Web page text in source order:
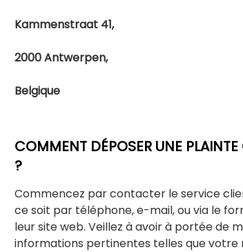
Kammenstraat 41,
2000 Antwerpen,
Belgique
COMMENT DÉPOSER UNE
?
Commencez par contacter le service
ce soit par téléphone, e-mail, ou via le
leur site web. Veillez à avoir à portée de
informations pertinentes telles que votre